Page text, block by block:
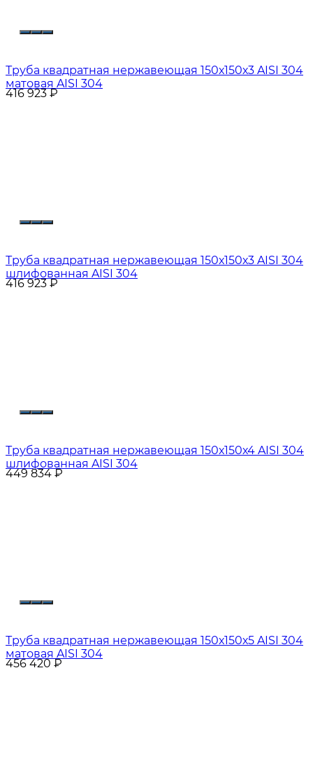
Труба квадратная нержавеющая 150х150х3 AISI 304
матовая AISI 304
416 923 ₽
Труба квадратная нержавеющая 150х150х3 AISI 304
шлифованная AISI 304
416 923 ₽
Труба квадратная нержавеющая 150х150х4 AISI 304
шлифованная AISI 304
449 834 ₽
Труба квадратная нержавеющая 150х150х5 AISI 304
матовая AISI 304
456 420 ₽